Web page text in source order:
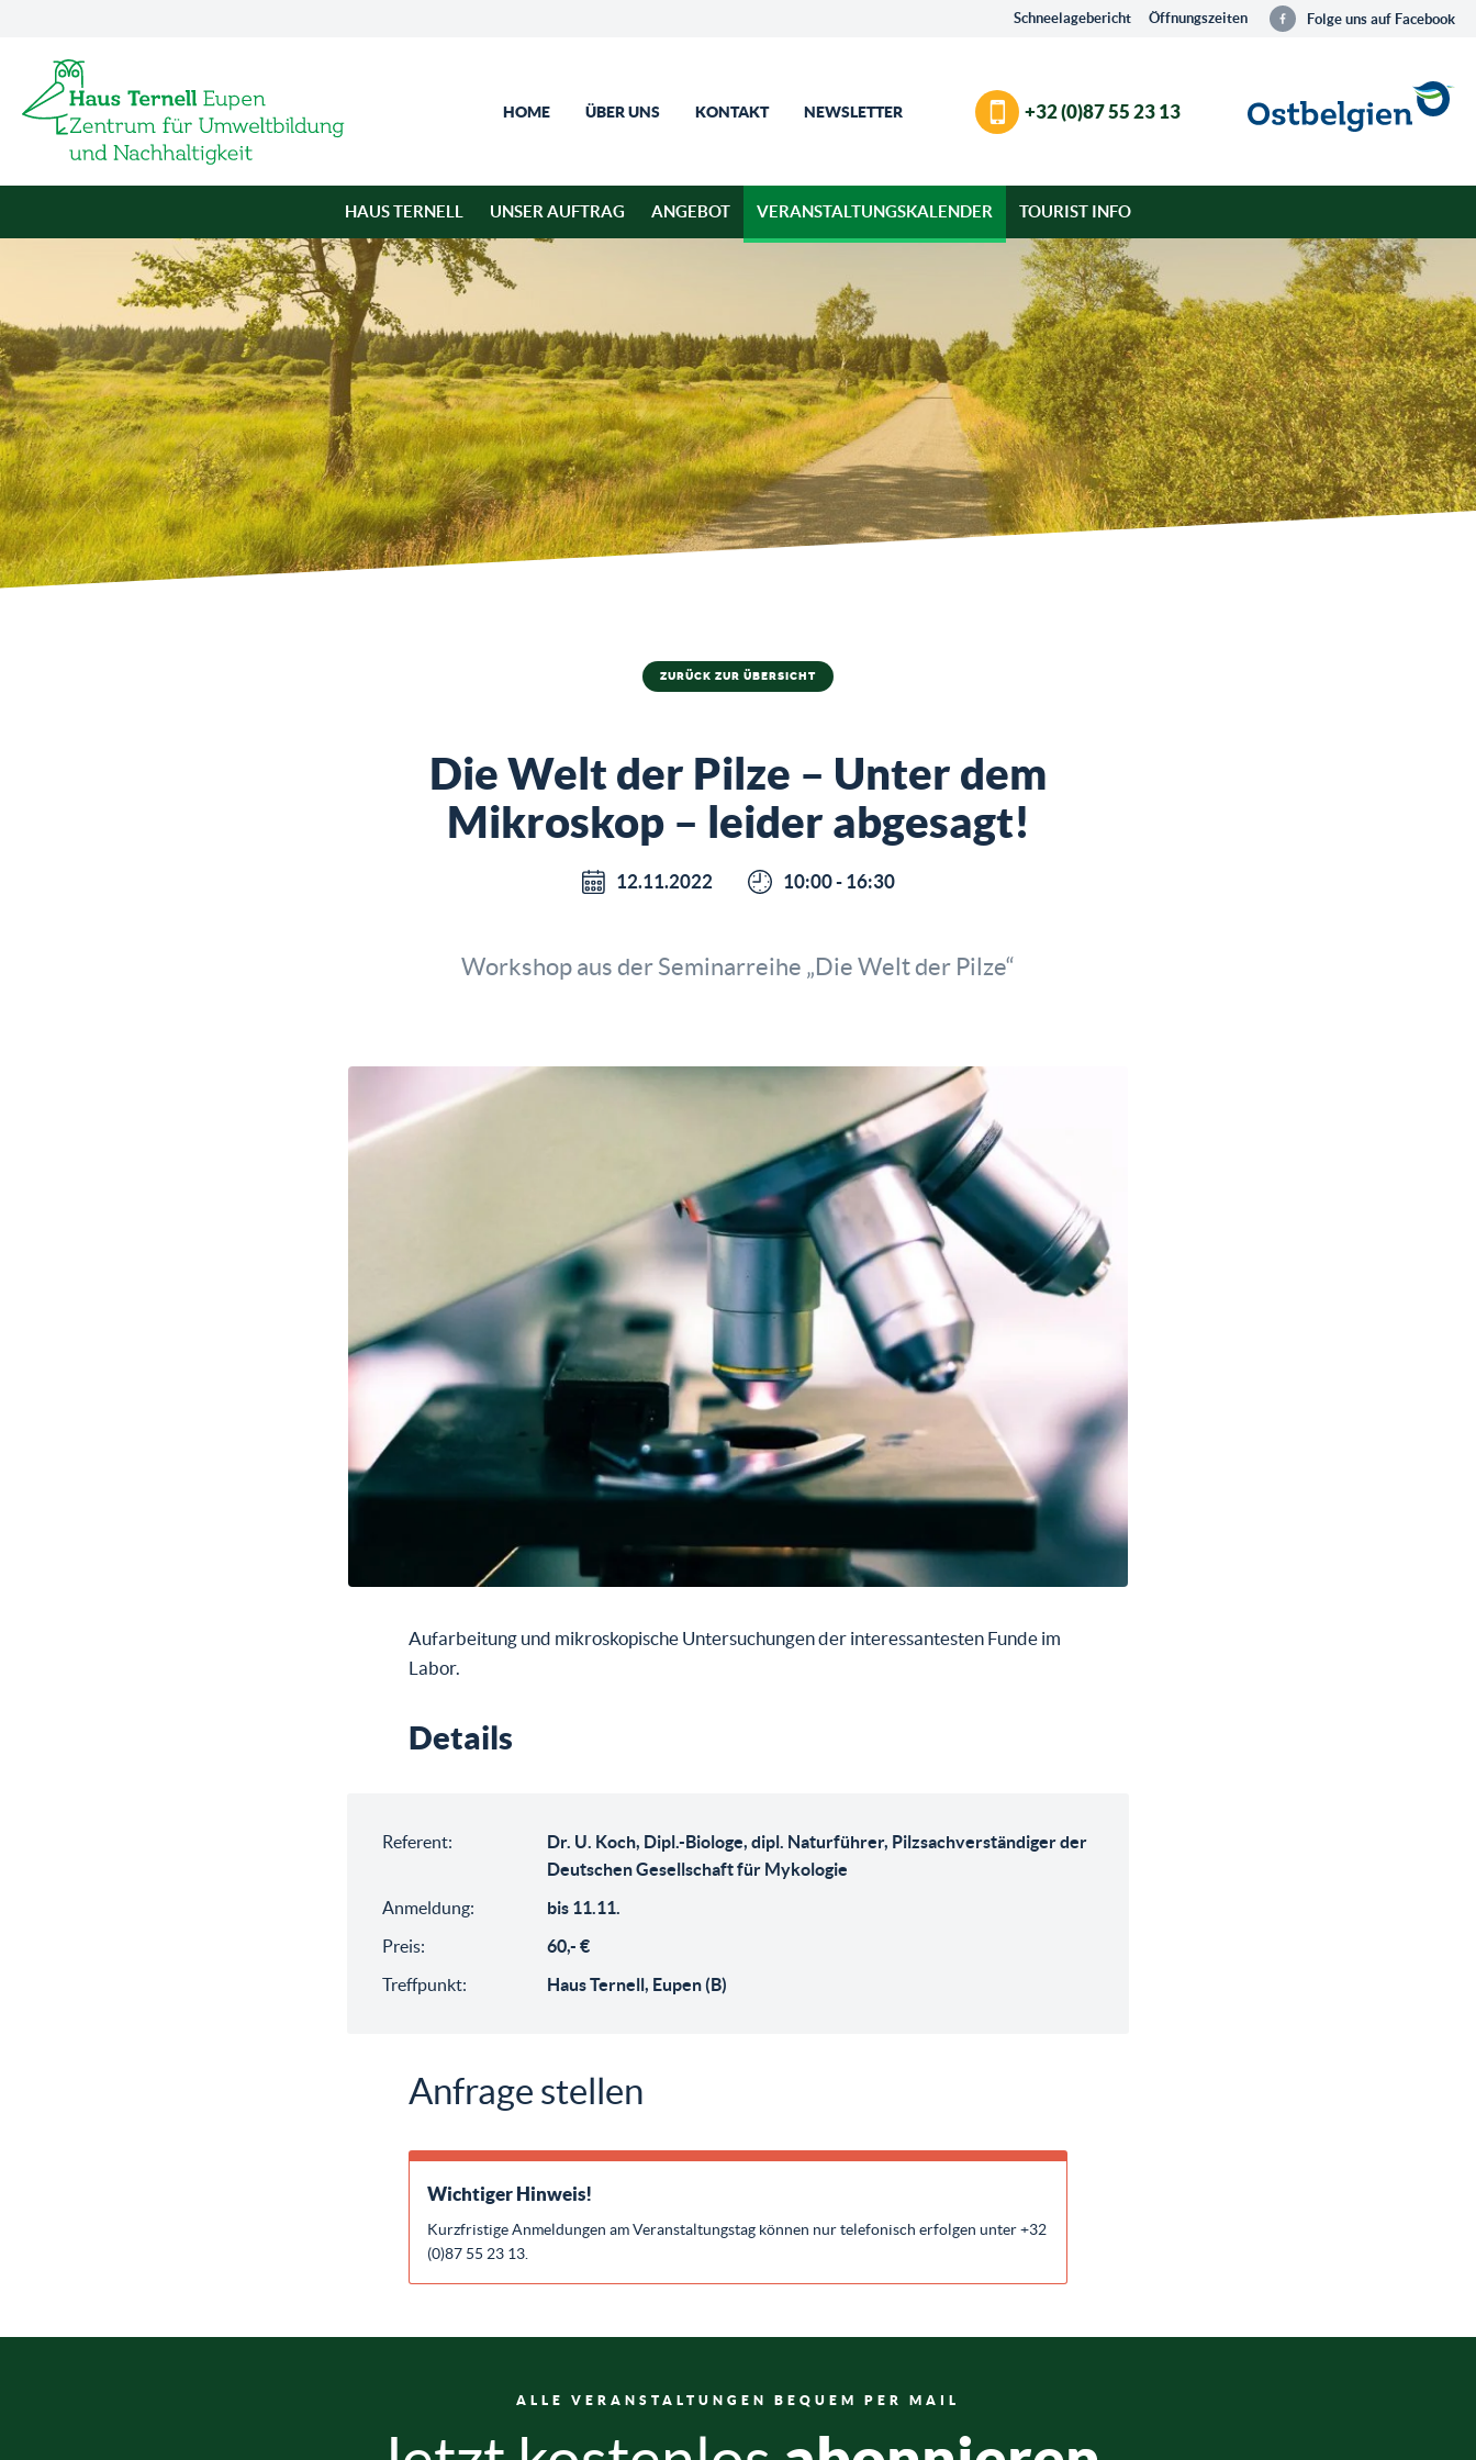
Schneelagebericht Öffnungszeiten Folge uns auf Facebook
HOME ÜBER UNS KONTAKT NEWSLETTER +32 (0)87 55 23 13
HAUS TERNELL UNSER AUFTRAG ANGEBOT VERANSTALTUNGSKALENDER TOURIST INFO
ZURÜCK ZUR ÜBERSICHT
Die Welt der Pilze – Unter dem
Mikroskop – leider abgesagt!
12.11.2022 10:00 - 16:30
Workshop aus der Seminarreihe „Die Welt der Pilze“
Aufarbeitung und mikroskopische Untersuchungen der interessantesten Funde im
Labor.
Details
Referent:
Dr. U. Koch, Dipl.-Biologe, dipl. Naturführer, Pilzsachverständiger der
Deutschen Gesellschaft für Mykologie
Anmeldung:
bis 11.11.
Preis:
60,- €
Treffpunkt:
Haus Ternell, Eupen (B)
Anfrage stellen
Wichtiger Hinweis!
Kurzfristige Anmeldungen am Veranstaltungstag können nur telefonisch erfolgen unter +32
(0)87 55 23 13.
ALLE VERANSTALTUNGEN BEQUEM PER MAIL